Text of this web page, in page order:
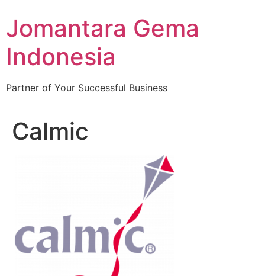
content
Jomantara Gema
Indonesia
Partner of Your Successful Business
Calmic